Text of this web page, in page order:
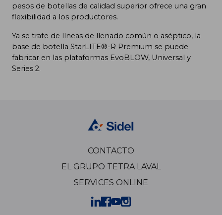
pesos de botellas de calidad superior ofrece una gran
flexibilidad a los productores.
Ya se trate de líneas de llenado común o aséptico, la
base de botella StarLITE®-R Premium se puede
fabricar en las plataformas EvoBLOW, Universal y
Series 2.
CONTACTO
EL GRUPO TETRA LAVAL
SERVICES ONLINE